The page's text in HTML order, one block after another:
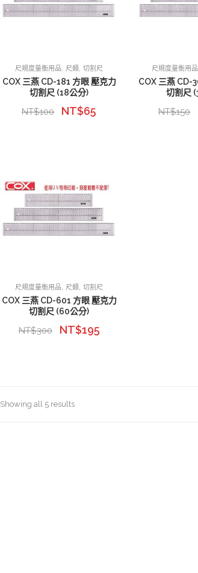
尺規度量衡用品 尺類 ,切割尺
COX 三燕 CD-181 方眼 壓克力
切割尺 (18公分)
NT$100 NT$65
尺規度量衡用品
COX 三燕 CD-
切割尺
NT$150
尺規度量衡用品 尺類 ,切割尺
COX 三燕 CD-601 方眼 壓克力
切割尺 (60公分)
NT$300 NT$195
Showing all 5 results